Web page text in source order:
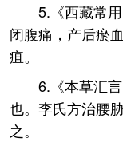
5.《西藏常
闭腹痛，产后瘀
疽。
6.《本草汇
也。李氏方治腰
之。